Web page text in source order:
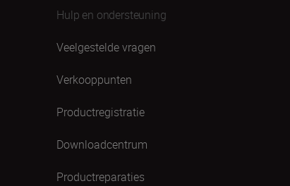
Hulp en ondersteuning
Veelgestelde vragen
Verkooppunten
Productregistratie
Downloadcentrum
Productreparaties